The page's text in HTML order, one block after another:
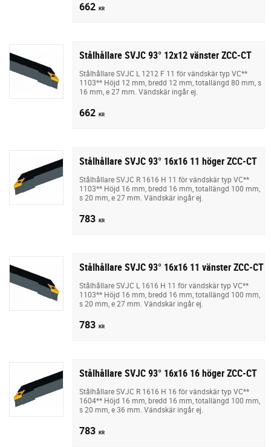
662 KR
Stålhållare SVJC 93° 12x12 vänster ZCC-CT
Stålhållare SVJC L 1212 F 11 för vändskär typ VC**
1103** Höjd 12 mm, bredd 12 mm, totallängd 80 mm, s
16 mm, e 27 mm. Vändskär ingår ej.
662 KR
Stålhållare SVJC 93° 16x16 11 höger ZCC-CT
Stålhållare SVJC R 1616 H 11 för vändskär typ VC**
1103** Höjd 16 mm, bredd 16 mm, totallängd 100 mm,
s 20 mm, e 27 mm. Vändskär ingår ej.
783 KR
Stålhållare SVJC 93° 16x16 11 vänster ZCC-CT
Stålhållare SVJC L 1616 H 11 för vändskär typ VC**
1103** Höjd 16 mm, bredd 16 mm, totallängd 100 mm,
s 20 mm, e 27 mm. Vändskär ingår ej.
783 KR
Stålhållare SVJC 93° 16x16 16 höger ZCC-CT
Stålhållare SVJC R 1616 H 16 för vändskär typ VC**
1604** Höjd 16 mm, bredd 16 mm, totallängd 100 mm,
s 20 mm, e 36 mm. Vändskär ingår ej.
783 KR